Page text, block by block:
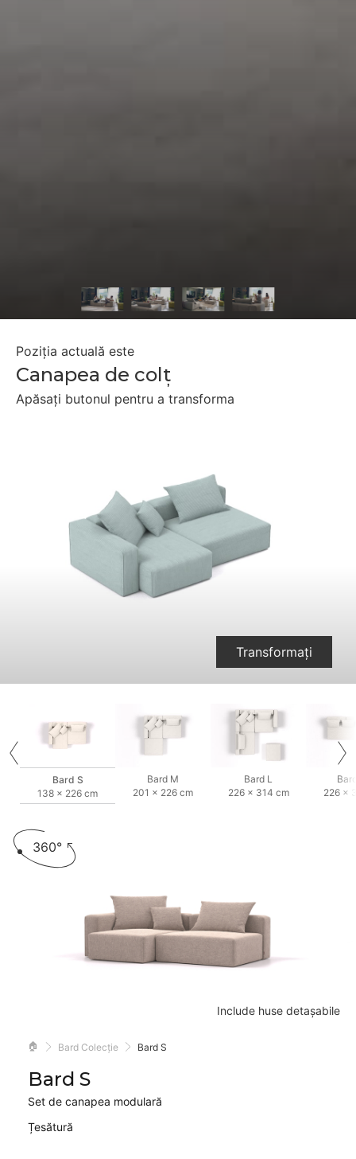
Poziția actuală este
Canapea de colț
Scaune separate
Apăsați butonul pentru a transforma
Transformați
Bard S
138 × 226 cm
Bard M
201 × 226 cm
Bard L
226 × 314 cm
226 ×
Include huse detașabile
360°
🏠 Bard Colecție Bard S
Bard S
Set de canapea modulară
Țesătură